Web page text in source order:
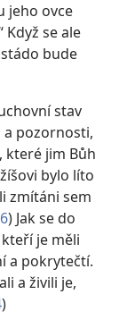
jeho ovce
Když se ale
bude
stav
pozornosti,
které jim Bůh
bylo líto
zmítáni sem
) Jak se do
je měli
a pokrytečtí.
a živili je,
)